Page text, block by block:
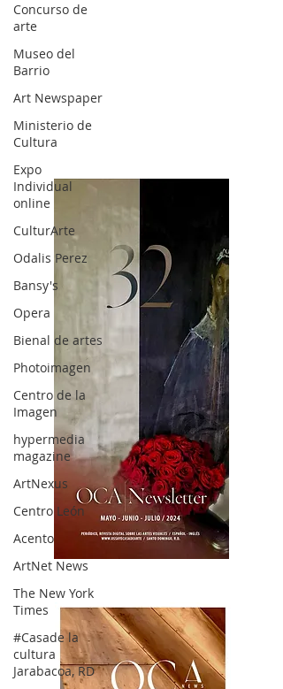
Concurso de
arte
Museo del
Barrio
Art Newspaper
Ministerio de
Cultura
Expo
Individual
online
CulturArte
Odalis Perez
Bansy's
Opera
Bienal de artes
Photoimagen
Centro de la
Imagen
hypermedia
magazine
ArtNexus
Centro León
Acento
ArtNet News
The New York
Times
#Casade la
cultura
Jarabacoa, RD
OCA|News 32/ Mayo-Junio-Julio, 2023